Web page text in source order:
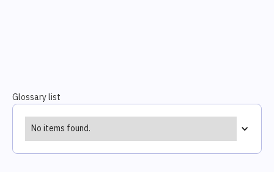
Glossary list
No items found.